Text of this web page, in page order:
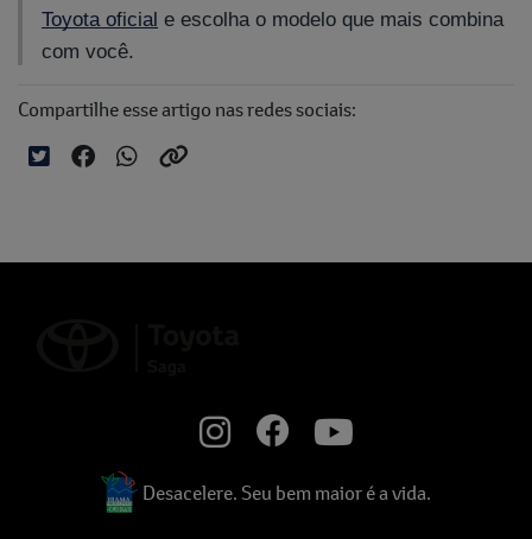
Toyota oficial e escolha o modelo que mais combina
com você.
Compartilhe esse artigo nas redes sociais:
Desacelere. Seu bem maior é a vida.